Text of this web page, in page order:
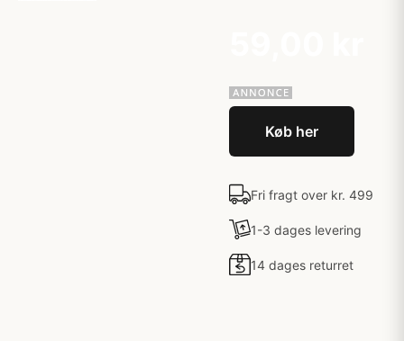
Køb her
Fri fragt over kr. 499
1-3 dages levering
14 dages returret